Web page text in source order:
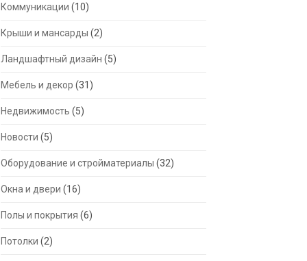
Коммуникации (10)
Крыши и мансарды (2)
Ландшафтный дизайн (5)
Мебель и декор (31)
Недвижимость (5)
Новости (5)
Оборудование и стройматериалы (32)
Окна и двери (16)
Полы и покрытия (6)
Потолки (2)